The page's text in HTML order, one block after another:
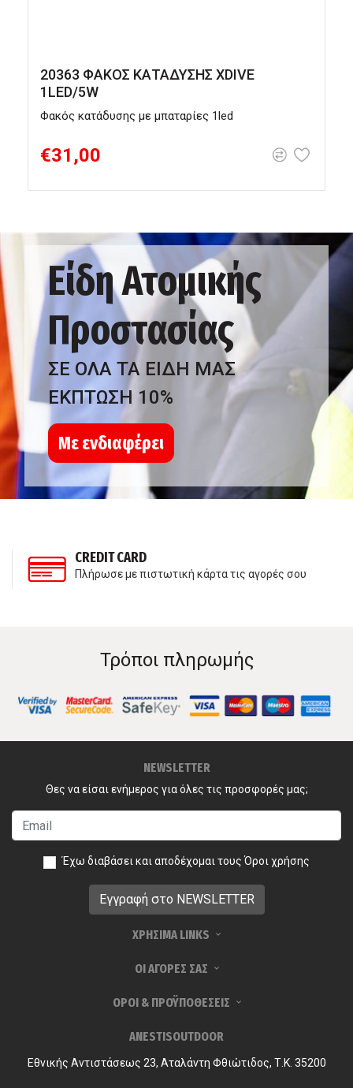
20363 ΦΑΚΟΣ ΚΑΤΑΔΥΣΗΣ XDIVE
1LED/5W
Φακός κατάδυσης με μπαταρίες 1led
€31,00
Είδη Ατομικής
Προστασίας
ΣΕ ΟΛΑ ΤΑ ΕΙΔΗ ΜΑΣ
ΕΚΠΤΩΣΗ 10%
Με ενδιαφέρει
CREDIT CARD
Πλήρωσε με πιστωτική κάρτα τις αγορές σου
Τρόποι πληρωμής
NEWSLETTER
Θες να είσαι ενήμερος για όλες τις προσφορές μας;
Έχω διαβάσει και αποδέχομαι τους Όροι χρήσης
ΧΡΗΣΙΜΑ LINKS
ΟΙ ΑΓΟΡΕΣ ΣΑΣ
ΟΡΟΙ & ΠΡΟΫΠΟΘΕΣΕΙΣ
ANESTISOUTDOOR
Εθνικής Αντιστάσεως 23, Αταλάντη Φθιώτιδος, Τ.Κ. 35200